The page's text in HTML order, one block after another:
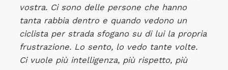
vostra. Ci sono delle persone che hanno
tanta rabbia dentro e quando vedono un
ciclista per strada sfogano su di lui la propria
frustrazione. Lo sento, lo vedo tante volte.
Ci vuole più intelligenza, più rispetto, più